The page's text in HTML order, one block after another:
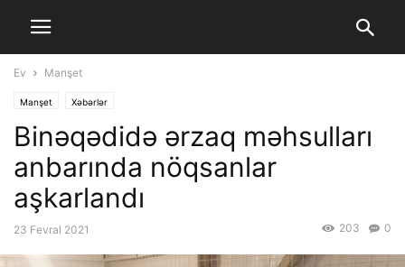
Ev Manşet
Manşet Xəbərlər
Binəqədidə ərzaq məhsulları
anbarında nöqsanlar
aşkarlandı
23 Fevral 2021 0
203